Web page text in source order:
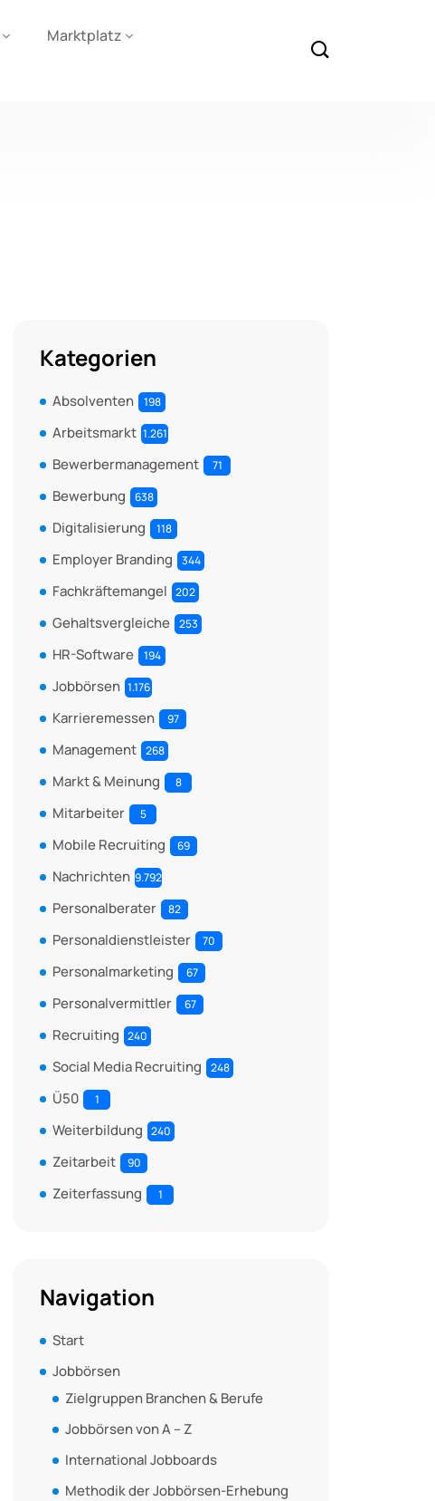
Marktplatz
Kategorien
Absolventen 198
Arbeitsmarkt 1.261
Bewerbermanagement 71
Bewerbung 638
Digitalisierung 118
Employer Branding 344
Fachkräftemangel 202
Gehaltsvergleiche 253
HR-Software 194
Jobbörsen 1.176
Karrieremessen 97
Management 268
Markt & Meinung 8
Mitarbeiter 5
Mobile Recruiting 69
Nachrichten 9.792
Personalberater 82
Personaldienstleister 70
Personalmarketing 67
Personalvermittler 67
Recruiting 240
Social Media Recruiting 248
Ü50 1
Weiterbildung 240
Zeitarbeit 90
Zeiterfassung 1
Navigation
Start
Jobbörsen
Zielgruppen Branchen & Berufe
Jobbörsen von A – Z
International Jobboards
Methodik der Jobbörsen-Erhebung